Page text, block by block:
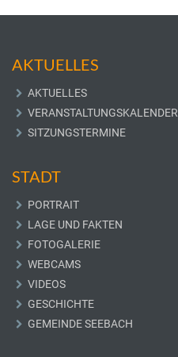
AKTUELLES
AKTUELLES
VERANSTALTUNGSKALENDER
SITZUNGSTERMINE
STADT
PORTRAIT
LAGE UND FAKTEN
FOTOGALERIE
WEBCAMS
VIDEOS
GESCHICHTE
GEMEINDE SEEBACH